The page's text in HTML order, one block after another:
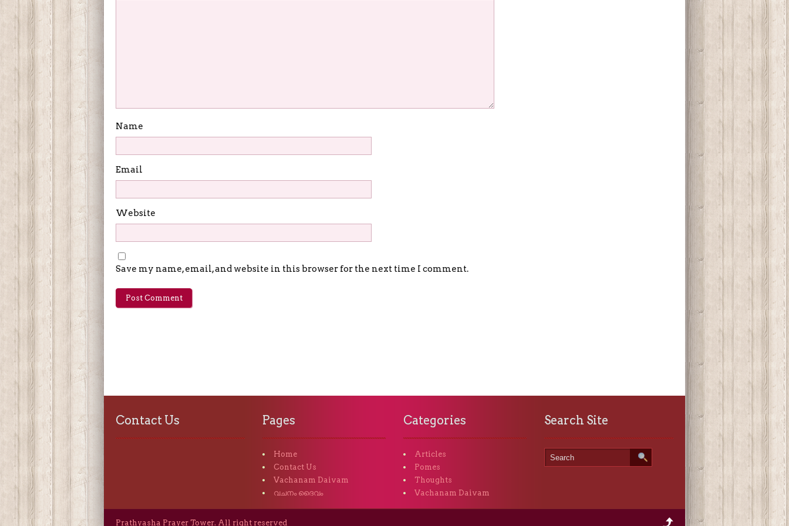
Name
Email
Website
Save my name, email, and website in this browser for the next time I comment.
Contact Us Pages
Home
Contact Us
Vachanam Daivam
വചനം ദൈവം
Categories
Articles
Pomes
Thoughts
Vachanam Daivam
Search Site
Prathyasha Prayer Tower. All right reserved